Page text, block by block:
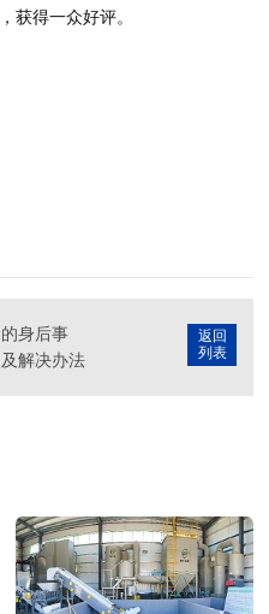
获得一众好评。
返回
列表
身后事
解决办法